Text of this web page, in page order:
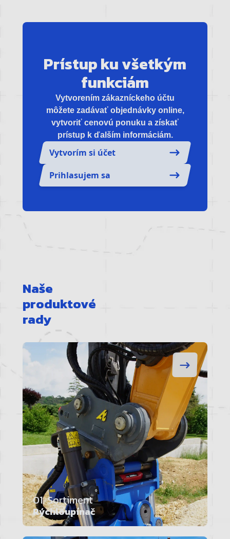
Prístup ku všetkým
funkciám
Vytvorením zákazníckeho účtu
môžete zadávať objednávky online,
vytvoriť cenovú ponuku a získať
prístup k ďalším informáciám.
Vytvorím si účet
Prihlasujem sa
Naše
produktové
rady
01. Sortiment
Rýchloupínač